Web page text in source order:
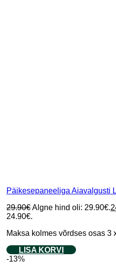
Päikesepaneeliga Aiavalgusti
29.90€Algne hind oli: 29.90€.
24.90€.
Maksa kolmes võrdses osas 3
LISA KORVI
-13%